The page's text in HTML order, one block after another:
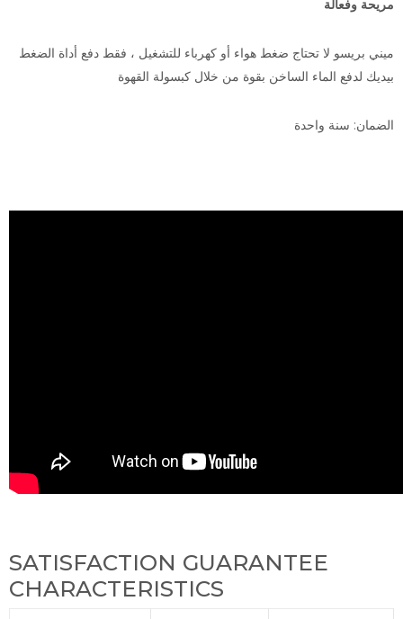
مريحة وفعالة
ميني بريسو لا تحتاج ضغط هواء أو كهرباء للتشغيل ، فقط دفع أداة الضغط
بيديك لدفع الماء الساخن بقوة من خلال كبسولة القهوة
الضمان: سنة واحدة
SATISFACTION GUARANTEE
CHARACTERISTICS